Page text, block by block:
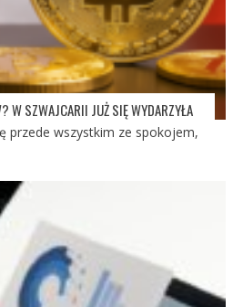
W SZWAJCARII JUŻ SIĘ WYDARZYŁA
przede wszystkim ze spokojem,